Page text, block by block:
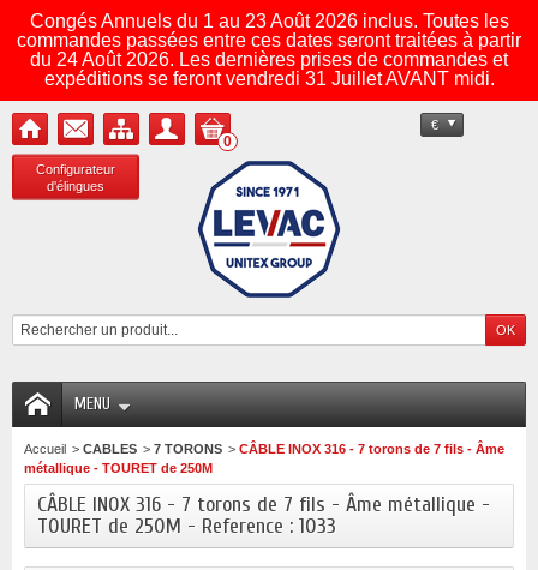
Congés Annuels du 1 au 23 Août 2026 inclus. Toutes les
commandes passées entre ces dates seront traitées à partir
du 24 Août 2026. Les dernières prises de commandes et
expéditions se feront vendredi 31 Juillet AVANT midi.
Configurateur
d'élingues
€
0
MENU
Accueil > CABLES > 7 TORONS > CÂBLE INOX 316 - 7 torons de 7 fils - Âme
métallique - TOURET de 250M
CÂBLE INOX 316 - 7 torons de 7 fils - Âme métallique -
TOURET de 250M - Reference : 1033